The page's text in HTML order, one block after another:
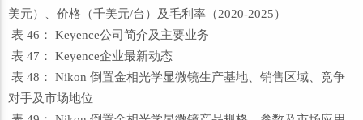
美元）、价格（千美元/台）及毛利率（2020-2025）
表 46： Keyence公司简介及主要业务
表 47： Keyence企业最新动态
表 48： Nikon 倒置金相光学显微镜生产基地、销售区域、竞争
对手及市场地位